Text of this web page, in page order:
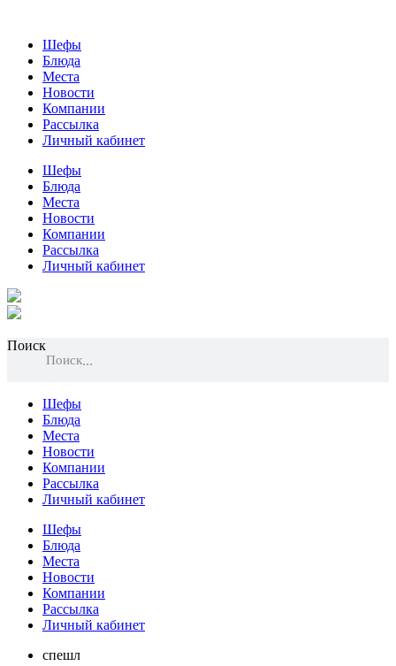
Шефы
Блюда
Места
Новости
Компании
Рассылка
Личный кабинет
Шефы
Блюда
Места
Новости
Компании
Рассылка
Личный кабинет
Поиск
Поиск
Шефы
Блюда
Места
Новости
Компании
Рассылка
Личный кабинет
Шефы
Блюда
Места
Новости
Компании
Рассылка
Личный кабинет
спешл